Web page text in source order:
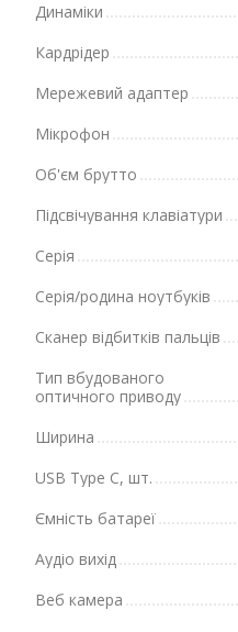
Динаміки
Кардрідер
Мережевий адаптер
Мікрофон
Об'єм брутто
Підсвічування клавіатури
Серія
Серія/родина ноутбуків
Сканер відбитків пальців
Тип вбудованого
оптичного приводу
Ширина
USB Type C, шт.
Ємність батареї
Аудіо вихід
Веб камера